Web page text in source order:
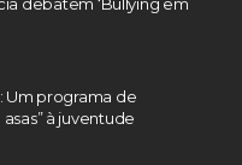
Um programa de
à juventude